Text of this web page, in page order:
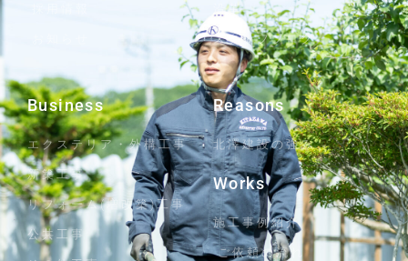
沿革
スタッフブログ
Business
エクステリア・外構工事
新築工事
リフォーム(増改築)工事
公共工事
Reasons
北澤建設の強み
Works
施工事例紹介
ご依頼の流れ